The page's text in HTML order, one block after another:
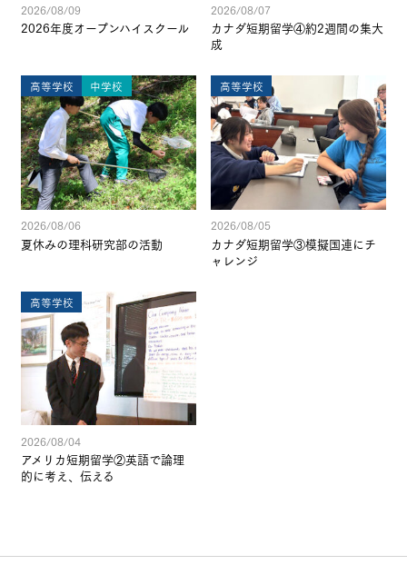
2026/08/09
2026年度オープンハイスクール
2026/08/07
カナダ短期留学④約2週間の集大
成
高等学校 中学校
2026/08/06
夏休みの理科研究部の活動
高等学校
2026/08/05
カナダ短期留学③模擬国連にチ
ャレンジ
高等学校
2026/08/04
アメリカ短期留学②英語で論理
的に考え、伝える